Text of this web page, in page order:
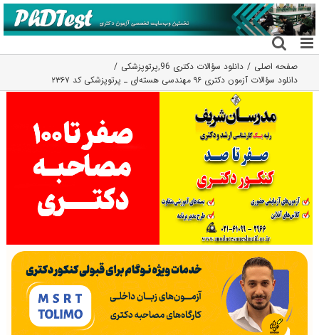
رفتن
به
محتوا
صفحه اصلی دانلود سؤالات دکتری 96 ,پرتوپزشکی
دانلود سؤالات آزمون دکتری ۹۶ مهندسی هسته‌ای ـ پرتوپزشکی کد ۲۳۶۷